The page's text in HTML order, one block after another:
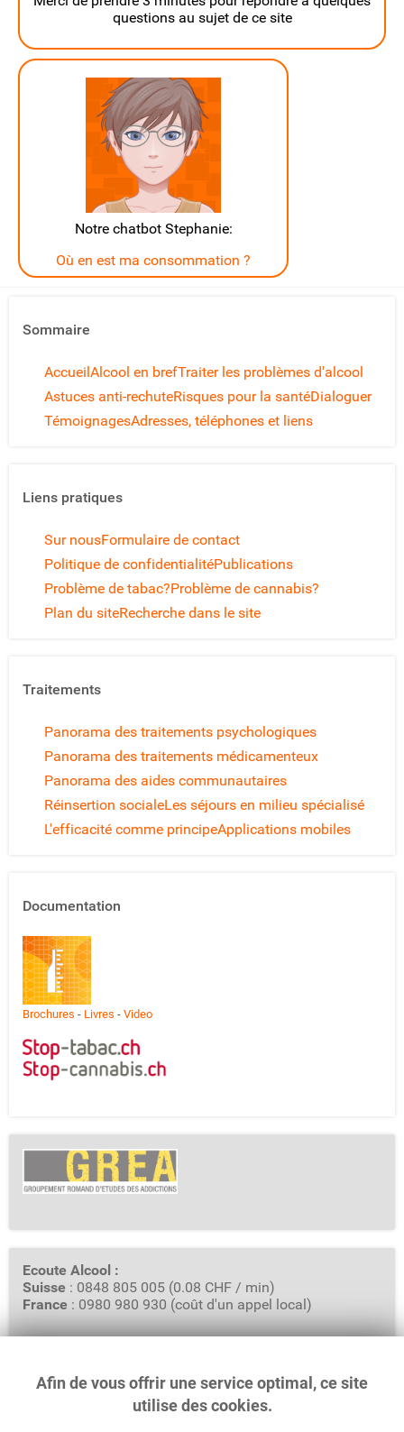
questions au sujet de ce site
Notre chatbot Stephanie:
Où en est ma consommation ?
Sommaire
Accueil Alcool en brefTraiter les problèmes d'alcool
Astuces anti-rechuteRisques pour la santéDialoguer
TémoignagesAdresses, téléphones et liens
Liens pratiques
Sur nousFormulaire de contact
Politique de confidentialitéPublications
Problème de tabac?Problème de cannabis?
Plan du siteRecherche dans le site
Traitements
Panorama des traitements psychologiques
Panorama des traitements médicamenteux
Panorama des aides communautaires
Réinsertion socialeLes séjours en milieu spécialisé
L'efficacité comme principeApplications mobiles
Documentation
Brochures - Livres - Video
Ecoute Alcool :
Suisse : 0848 805 005 (0.08 CHF / min)
France : 0980 980 930 (coût d'un appel local)
GREA - Groupement Romand d'Etudes des Addictions
Rue Saint-Pierre 3, Case Postale 6319
Afin de vous offrir une service optimal, ce site
utilise des cookies.